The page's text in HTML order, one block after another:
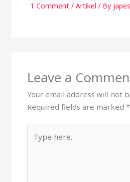
1 Comment / Artikel / By
Leave a
Your email address will not
Required fields are marked*
here..